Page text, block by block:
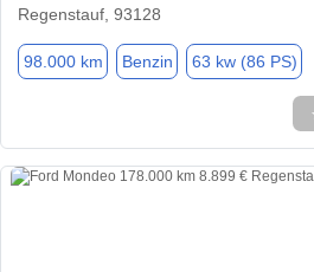
Regenstauf, 93128
98.000 km Benzin 63 kw (86 PS)